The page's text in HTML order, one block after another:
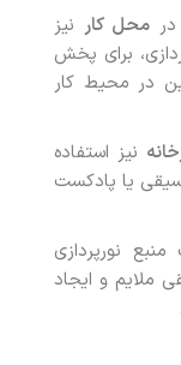
محل کار نیز
برای پخش
در محیط کار
نیز استفاده
یا پادکست
نورپردازی
ملایم و ایجاد